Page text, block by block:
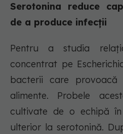
Serotonina reduce
de a produce infecții
Pentru a studia
concentrat pe
bacterii care provoacă
alimente. Probele
cultivate de o echipă
ulterior la serotonină.